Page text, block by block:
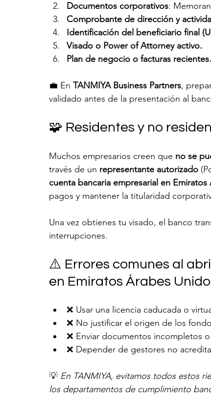
Documentos corporativos:
Comprobante de dirección y
Identificación del beneficiario final
Visado o Power of Attorney activo.
Plan de negocio o facturas recientes.
💼 En TANMIYA Business Partners,
validado antes de la presentación al
🧩 Residentes y no
Muchos empresarios creen que no se
través de un representante autorizado
cuenta bancaria empresarial en Emiratos
pagos y mantener la titularidad
Una vez obtienes tu visado, el banco
interrupciones.
⚠️ Errores comunes al
en Emiratos Árabes
❌ Usar una licencia caducada o
❌ No justificar el origen de los
❌ Enviar documentos incompletos
❌ Depender de gestores no
💡 En TANMIYA, evitamos todos estos
los departamentos de cumplimiento